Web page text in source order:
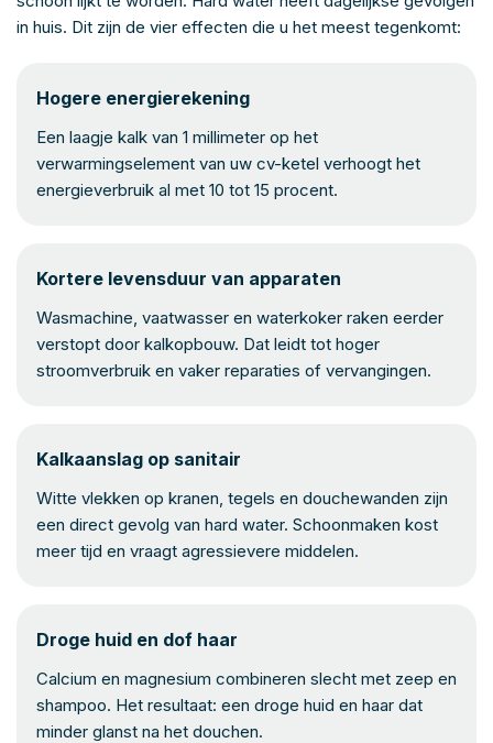
in huis. Dit zijn de vier effecten die u het meest tegenkomt:
Hogere energierekening
Een laagje kalk van 1 millimeter op het
verwarmingselement van uw cv-ketel verhoogt het
energieverbruik al met 10 tot 15 procent.
Kortere levensduur van apparaten
Wasmachine, vaatwasser en waterkoker raken eerder
verstopt door kalkopbouw. Dat leidt tot hoger
stroomverbruik en vaker reparaties of vervangingen.
Kalkaanslag op sanitair
Witte vlekken op kranen, tegels en douchewanden zijn
een direct gevolg van hard water. Schoonmaken kost
meer tijd en vraagt agressievere middelen.
Droge huid en dof haar
Calcium en magnesium combineren slecht met zeep en
shampoo. Het resultaat: een droge huid en haar dat
minder glanst na het douchen.